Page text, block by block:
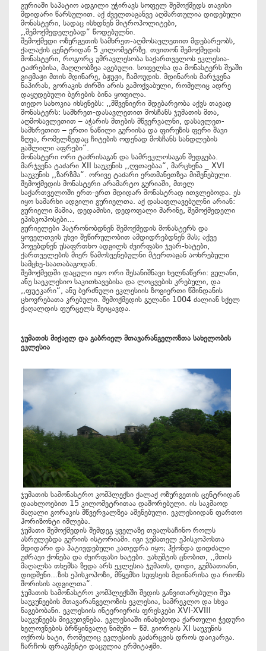
გურიაში საპატიო ადგილი უჭირავს სოფელ შემოქმედს თავისი
მდიდარი წარსულით. აქ ძველთაგანვე აღმართულია დიდებული
მონასტერი, სადაც ისხდნენ მიტროპოლიტები,
,,შემოქმედელებად“ წოდებულნი.
შემოქმედი ოზურგეთის სამხრეთ-აღმოსავლეთით მდებარეობს,
ქალაქის ცენტრიდან 5 კილომეტრზე. თვითონ შემოქმედის
მონასტერი, როგორც უმრავლესობა საქართველოს ეკლესია-
ტაძრებისა, მაღლობზეა აგებული. სოფელსა და მონასტერს შუაში
გიჟმაჟი მთის მდინარე, ბჟუჟი, ჩამოუდის. მდინარის მარჯვენა
ნაპირას, გორაკის ძირში არის გამოქვაბული, რომელიც ადრე
დაყუდებული ბერების ბინა ყოფილა.
თედო სახოკია იხსენებს: ,,მშვენიერი მდებარეობა აქვს თავად
მონასტერს: სამხრეთ-დასავლეთით მოსჩანს ჯუმათის მთა,
აღმოსავლეთით – აჭარის მთების მწვერვალნი, დასავლეთ-
სამხრეთით – ერთი ნაწილი გურიისა და ფირუზის ფერი შავი
ზღვა, რომელზედაც ჩიტების ოდენად მოსჩანს სანდლების
გაშლილი აფრები“.
მონასტერი ორი ტაძრისაგან და სამრეკლოსაგან შედგება.
მარჯვენა ტაძარი XII საუკუნის ,,ღვთაებაა“, მარცხენა _ XVI
საუკუნის ,,ზარზმა“. ორივე ტაძარი ერთმანეთზეა მიშენებული.
შემოქმედის მონასტერი არამარტო გურიაში, მთელ
საქართველოში ერთ-ერთ მდიდარ მონასტრად ითვლებოდა. ეს
იყო სამარხი ადგილი გურიელთა. აქ დასაფლავებულნი არიან:
გურიელი მამია, დედამისი, დედოფალი მარინე, შემოქმედელი
ეპისკოპოსები...
გურიელები პატრონობდნენ შემოქმედის მონასტერს და
ყოველთვის უხვი შეწირულობით ამდიდრებდნენ მას; აქვე
პოვებდნენ უსაფრთხო ადგილს ძვირფასი ჯვარ-ხატები,
ქართველების მიერ წამოსვენებულნი მტერთაგან აოხრებული
სამცხე-საათაბაგოდან.
შემოქმედში დაცული იყო ორი შესანიშნავი ხელნაწერი: გულანი,
ანუ საეკლესიო საკითხავებისა და ლოცვების კრებული, და
,,ფუტკარი“, ანუ ბერძნული ეკლესიის ზოგიერთი წმინდანის
ცხოვრებათა კრებული. შემოქმედის გულანი 1004 ძალიან სქელ
ქაღალდის ფურცელს შეიცავდა.
ჯუმათის მიქაელ და გაბრიელ მთავარანგელოზთა სახელობის
ეკლესია
ჯუმათის სამონასტრო კომპლექსი ქალაქ ოზურგეთის ცენტრიდან
დაახლოებით 15 კილომეტრითაა დაშორებული. ის საკმაოდ
მაღალი გორაკის მწვერვალზეა აშენებული. ეკლესიიდან ფართო
ჰორიზონტი იშლება.
ჯუმათი შემოქმედის შემდეგ ყველაზე თვალსაჩინო როლს
ასრულებდა გურიის ისტორიაში. იგი ჯუმათელ ეპისკოპოსთა
მდიდარი და პატივდებული კათედრა იყო; ჰქონდა დიდძალი
უძრავი ქონება და ძვირფასი ხატები. ვახუშტის ცნობით, ,,მთის
მაღალსა თხემსა ზედა არს ეკლესია ჯუმათს, დიდი, გუმბათიანი,
დიდშენი...ზის ეპისკოპოზი, მწყემსი სუფსეის მდინარისა და რიონს
შორისის ადგილთა“.
ჯუმათის სამონასტრო კომპლექსში შედის განვითარებული შუა
საუკუნეების მთავარანგელოზის ეკლესია, სამრეკლო და სხვა
ნაგებობანი. ეკლესიის ინტერიერის ფრესკები XVI-XVIII
საუკუნეებს მიეკუთვნება. ეკლესიაში ინახებოდა ქართული ჭედური
ხელოვნების ბრწყინვალე ნიმუში – წმ. გიორგის XI საუკუნის
ოქროს ხატი, რომელიც ეკლესიის გაძარცვის დროს დაიკარგა.
ჩარჩოს ფრაგმენტი დაცულია ერმიტაჟში.